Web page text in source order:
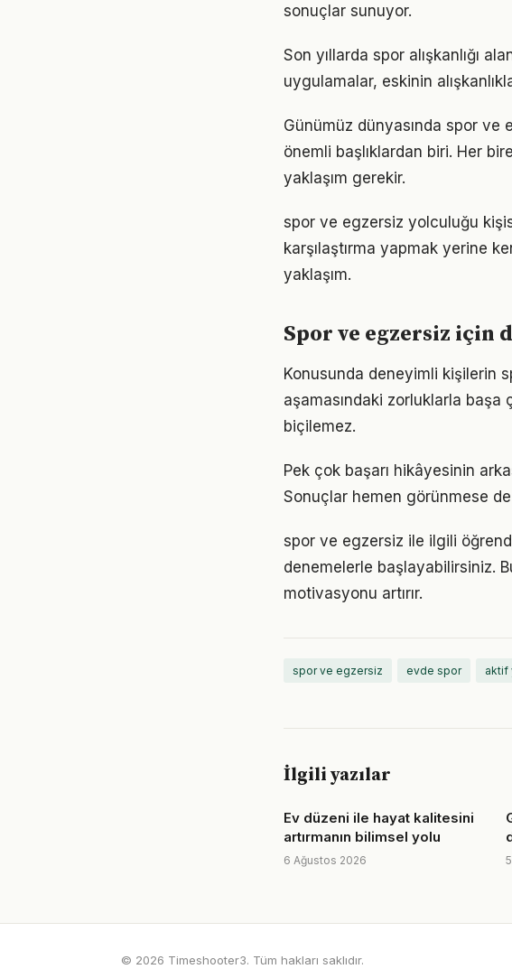
sonuçlar sunuyor.
Son yıllarda spor alışkanlığı
uygulamalar, eskinin
Günümüz dünyasında spor ve
önemli başlıklardan biri. Her
yaklaşım gerekir.
spor ve egzersiz yolculuğu
karşılaştırma yapmak yerine
yaklaşım.
Spor ve egzersiz için
Konusunda deneyimli kişilerin
aşamasındaki zorluklarla başa
biçilemez.
Pek çok başarı hikâyesinin
Sonuçlar hemen görünmese
spor ve egzersiz ile ilgili
denemelerle başlayabilirsiniz.
motivasyonu artırır.
spor ve egzersiz evde spor aktif
İlgili yazılar
Ev düzeni ile hayat kalitesini
artırmanın bilimsel yolu
6 Ağustos 2026
© 2026 Timeshooter3. Tüm hakları saklıdır.